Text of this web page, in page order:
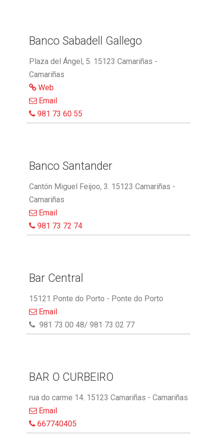
Banco Sabadell Gallego
Plaza del Ángel, 5. 15123 Camariñas -
Camariñas
Web
Email
981 73 60 55
Banco Santander
Cantón Miguel Feijoo, 3. 15123 Camariñas -
Camariñas
Email
981 73 72 74
Bar Central
15121 Ponte do Porto - Ponte do Porto
Email
981 73 00 48/ 981 73 02 77
BAR O CURBEIRO
rua do carme 14. 15123 Camariñas - Camariñas
Email
667740405